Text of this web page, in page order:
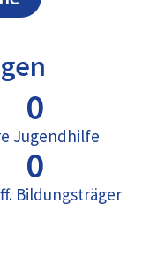
0
Jugendhilfe
0
Bildungsträger